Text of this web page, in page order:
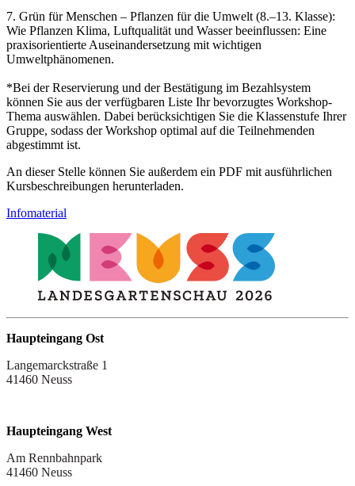
7. Grün für Menschen – Pflanzen für die Umwelt (8.–13. Klasse):
Wie Pflanzen Klima, Luftqualität und Wasser beeinflussen: Eine
praxisorientierte Auseinandersetzung mit wichtigen
Umweltphänomenen.
*Bei der Reservierung und der Bestätigung im Bezahlsystem
können Sie aus der verfügbaren Liste Ihr bevorzugtes Workshop-
Thema auswählen. Dabei berücksichtigen Sie die Klassenstufe Ihrer
Gruppe, sodass der Workshop optimal auf die Teilnehmenden
abgestimmt ist.
An dieser Stelle können Sie außerdem ein PDF mit ausführlichen
Kursbeschreibungen herunterladen.
Infomaterial
Haupteingang Ost
Langemarckstraße 1
41460 Neuss
Haupteingang West
Am Rennbahnpark
41460 Neuss